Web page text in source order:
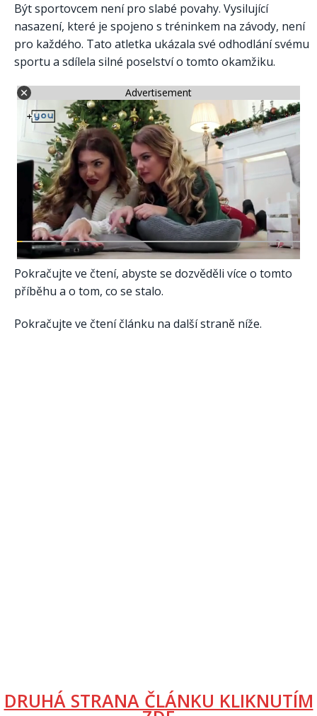
Být sportovcem není pro slabé povahy. Vysilující
nasazení, které je spojeno s tréninkem na závody, není
pro každého. Tato atletka ukázala své odhodlání svému
sportu a sdílela silné poselství o tomto okamžiku.
Advertisement
Pokračujte ve čtení, abyste se dozvěděli více o tomto
příběhu a o tom, co se stalo.
Pokračujte ve čtení článku na další straně níže.
DRUHÁ STRANA ČLÁNKU KLIKNUTÍM